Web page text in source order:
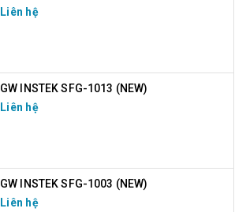
Liên hệ
GW INSTEK SFG-1013 (NEW)
Liên hệ
GW INSTEK SFG-1003 (NEW)
Liên hệ